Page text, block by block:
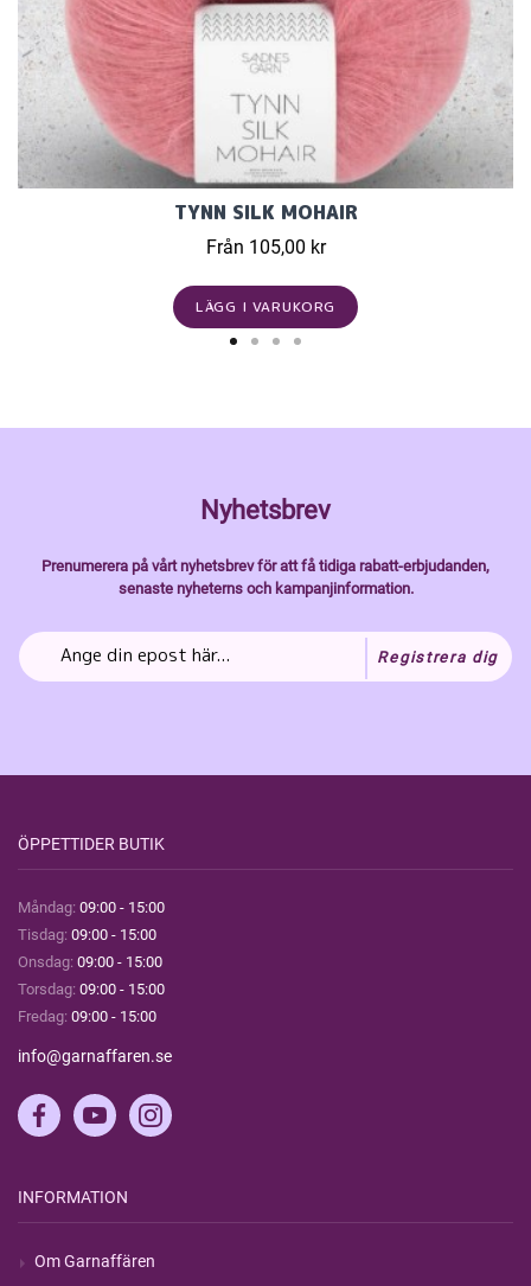
TYNN SILK MOHAIR
Från 105,00 kr
LÄGG I VARUKORG
Nyhetsbrev
Prenumerera på vårt nyhetsbrev för att få tidiga rabatt-erbjudanden,
senaste nyheterns och kampanjinformation.
Registrera dig
ÖPPETTIDER BUTIK
Måndag: 09:00 - 15:00
Tisdag: 09:00 - 15:00
Onsdag: 09:00 - 15:00
Torsdag: 09:00 - 15:00
Fredag: 09:00 - 15:00
info@garnaffaren.se
INFORMATION
Om Garnaffären